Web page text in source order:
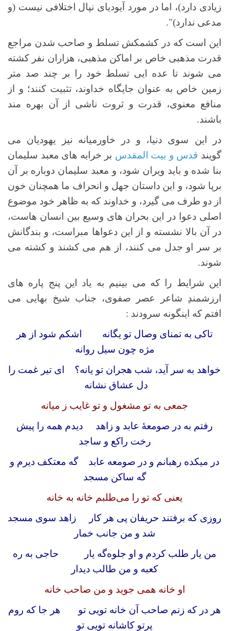
زیادی دارد)، اما در مورد آیودیای نپال اختلافی نیست (و
مدعی ندارد)".
این است که در کشمکش تسلط و صاحب شدن مراجع
قدرت مذهبی خاص بر اماکن مذهبی، هزاران نفر کشته
می شوند تا عده ایی تسلط خود را بر چند صد متر
زمین خاص به عنوان جایگاه خداوند، تثبیت کنند؛ و از
منافع معنوی، قدرت و ثروت ناشی از آن بهره مند
باشند.
در این سوی دنیا، و در خاورمیانه نیز یهودیان می
گویند قدس و بیت المقدس بر خرابه های معبد سلیمان
بنا شده و باید ویران شود، و معبد سلیمان دوباره بر آن
برپا شود، و این داستان جهل و انحراف ما همچنان خون
از دو طرف می گیرد، و خداوند که به ظاهر خود موضوع
اصلی دعوا در این بحران های وسیع بین انسان هاست،
در آن بالا نشسته و از این دعواها مبراست، و بندگانش
بر سر او جدل می کنند، از هم می کشند و کشته می
شوند.
این شرایط را که می بینیم به یاد این پنج پاره های
ارزشمندِ شاعر عصر صفوی، جناب شیخ بهایی می
افتم که اینگونه سرودند :
تاکی به تمنای وصال تو یگانه اشکم شود از هر
مژه چون سیل روانه
خواهد به سر آید، شب هجران تو یانه؟ ای تیر غمت را
دل عشاق نشانه
جمعی به تو مشغول و تو غایب ز میانه
رفتم به در صومعهٔ عابد و زاهد دیدم همه را پیش
رخت راکع و ساجد
در میکده رهبانم و در صومعه عابد گه معتکف دیرم و
گه ساکن مسجد
یعنی که تو را می‌طلبم خانه به خانه
روزی که برفتند حریفان پی هر کار زاهد سوی مسجد
شد و من جانب خمار
من یار طلب کردم و او جلوه‌گه یار حاجی به ره
کعبه و من طالب دیدار
او خانه همی جوید و من صاحب خانه
هر در که زنم صاحب آن خانه تویی تو هر جا که روم
پرتو کاشانه تویی تو